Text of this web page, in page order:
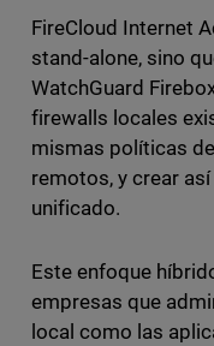
FireCloud Internet
stand-alone, sino
WatchGuard
firewalls locales
mismas políticas
remotos, y crear
unificado.
Este enfoque
empresas que
local como las